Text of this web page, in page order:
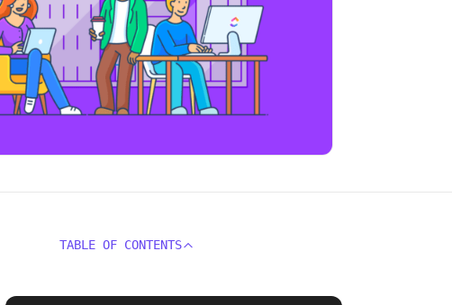
TABLE OF CONTENTS